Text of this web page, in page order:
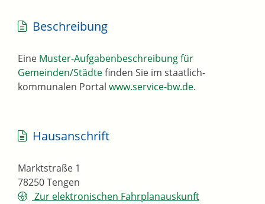
Beschreibung
Eine Muster-Aufgabenbeschreibung für
Gemeinden/Städtefinden Sie im staatlich-
kommunalen Portal www.service-bw.de.
Hausanschrift
Marktstraße 1
78250Tengen
Zur elektronischen Fahrplanauskunft